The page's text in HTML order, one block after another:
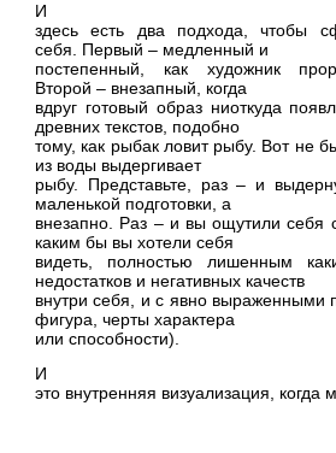
И
здесь есть два подхода, чтобы
себя. Первый – медленный и
постепенный, как художник
Второй – внезапный, когда
вдруг готовый образ ниоткуда
древних текстов, подобно
тому, как рыбак ловит рыбу. Вот не
из воды выдергивает
рыбу. Представьте, раз – и
маленькой подготовки, а
внезапно. Раз – и вы ощутили себя
каким бы вы хотели себя
видеть, полностью лишенным
недостатков и негативных качеств
внутри себя, и с явно выраженными
фигура, черты характера
или способности).
И
это внутренняя визуализация,